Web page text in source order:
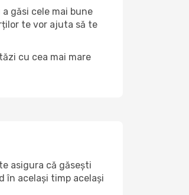
găsi cele mai bune
te vor ajuta să te
cu cea mai mare
asigura că găsești
în același timp același